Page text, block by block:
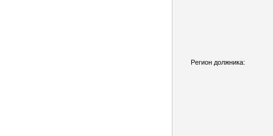
Регион должника: